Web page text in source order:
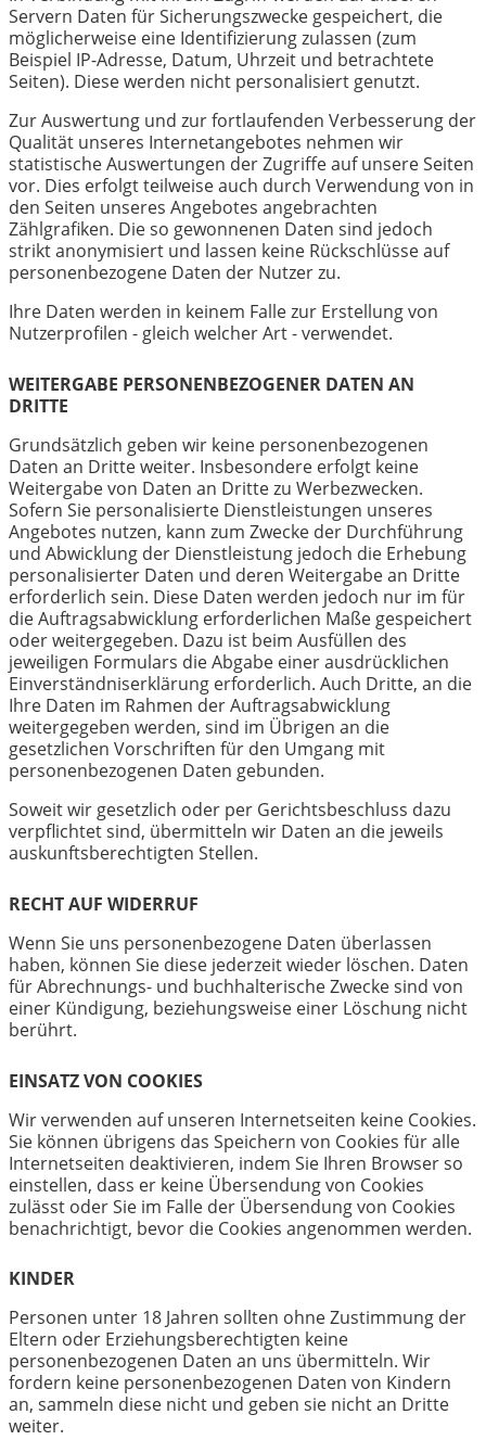
Servern Daten für Sicherungszwecke gespeichert, die
möglicherweise eine Identifizierung zulassen (zum
Beispiel IP-Adresse, Datum, Uhrzeit und betrachtete
Seiten). Diese werden nicht personalisiert genutzt.
Zur Auswertung und zur fortlaufenden Verbesserung der
Qualität unseres Internetangebotes nehmen wir
statistische Auswertungen der Zugriffe auf unsere Seiten
vor. Dies erfolgt teilweise auch durch Verwendung von in
den Seiten unseres Angebotes angebrachten
Zählgrafiken. Die so gewonnenen Daten sind jedoch
strikt anonymisiert und lassen keine Rückschlüsse auf
personenbezogene Daten der Nutzer zu.
Ihre Daten werden in keinem Falle zur Erstellung von
Nutzerprofilen - gleich welcher Art - verwendet.
WEITERGABE PERSONENBEZOGENER DATEN AN
DRITTE
Grundsätzlich geben wir keine personenbezogenen
Daten an Dritte weiter. Insbesondere erfolgt keine
Weitergabe von Daten an Dritte zu Werbezwecken.
Sofern Sie personalisierte Dienstleistungen unseres
Angebotes nutzen, kann zum Zwecke der Durchführung
und Abwicklung der Dienstleistung jedoch die Erhebung
personalisierter Daten und deren Weitergabe an Dritte
erforderlich sein. Diese Daten werden jedoch nur im für
die Auftragsabwicklung erforderlichen Maße gespeichert
oder weitergegeben. Dazu ist beim Ausfüllen des
jeweiligen Formulars die Abgabe einer ausdrücklichen
Einverständniserklärung erforderlich. Auch Dritte, an die
Ihre Daten im Rahmen der Auftragsabwicklung
weitergegeben werden, sind im Übrigen an die
gesetzlichen Vorschriften für den Umgang mit
personenbezogenen Daten gebunden.
Soweit wir gesetzlich oder per Gerichtsbeschluss dazu
verpflichtet sind, übermitteln wir Daten an die jeweils
auskunftsberechtigten Stellen.
RECHT AUF WIDERRUF
Wenn Sie uns personenbezogene Daten überlassen
haben, können Sie diese jederzeit wieder löschen. Daten
für Abrechnungs- und buchhalterische Zwecke sind von
einer Kündigung, beziehungsweise einer Löschung nicht
berührt.
EINSATZ VON COOKIES
Wir verwenden auf unseren Internetseiten keine Cookies.
Sie können übrigens das Speichern von Cookies für alle
Internetseiten deaktivieren, indem Sie Ihren Browser so
einstellen, dass er keine Übersendung von Cookies
zulässt oder Sie im Falle der Übersendung von Cookies
benachrichtigt, bevor die Cookies angenommen werden.
KINDER
Personen unter 18 Jahren sollten ohne Zustimmung der
Eltern oder Erziehungsberechtigten keine
personenbezogenen Daten an uns übermitteln. Wir
fordern keine personenbezogenen Daten von Kindern
an, sammeln diese nicht und geben sie nicht an Dritte
weiter.